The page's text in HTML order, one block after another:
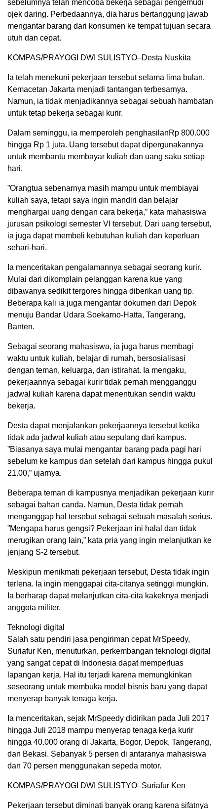
sebelumnya telah mencoba bekerja sebagai pengemudi
ojek daring. Perbedaannya, dia harus bertanggung jawab
mengantar barang dari konsumen ke tempat tujuan secara
utuh dan cepat.
KOMPAS/PRAYOGI DWI SULISTYO–Desta Nuskita
Ia telah menekuni pekerjaan tersebut selama lima bulan.
Kemacetan Jakarta menjadi tantangan terbesarnya.
Namun, ia tidak menjadikannya sebagai sebuah hambatan
untuk tetap bekerja sebagai kurir.
Dalam seminggu, ia memperoleh penghasilanRp 800.000
hingga Rp 1 juta. Uang tersebut dapat dipergunakannya
untuk membantu membayar kuliah dan uang saku setiap
hari.
”Orangtua sebenarnya masih mampu untuk membiayai
kuliah saya, tetapi saya ingin mandiri dan belajar
menghargai uang dengan cara bekerja,” kata mahasiswa
jurusan psikologi semester VI tersebut. Dari uang tersebut,
ia juga dapat membeli kebutuhan kuliah dan keperluan
sehari-hari.
Ia menceritakan pengalamannya sebagai seorang kurir.
Mulai dari dikomplain pelanggan karena kue yang
dibawanya sedikit tergores hingga diberikan uang tip.
Beberapa kali ia juga mengantar dokumen dari Depok
menuju Bandar Udara Soekarno-Hatta, Tangerang,
Banten.
Sebagai seorang mahasiswa, ia juga harus membagi
waktu untuk kuliah, belajar di rumah, bersosialisasi
dengan teman, keluarga, dan istirahat. Ia mengaku,
pekerjaannya sebagai kurir tidak pernah mengganggu
jadwal kuliah karena dapat menentukan sendiri waktu
bekerja.
Desta dapat menjalankan pekerjaannya tersebut ketika
tidak ada jadwal kuliah atau sepulang dari kampus.
”Biasanya saya mulai mengantar barang pada pagi hari
sebelum ke kampus dan setelah dari kampus hingga pukul
21.00,” ujarnya.
Beberapa teman di kampusnya menjadikan pekerjaan kurir
sebagai bahan canda. Namun, Desta tidak pernah
menganggap hal tersebut sebagai sebuah masalah serius.
”Mengapa harus gengsi? Pekerjaan ini halal dan tidak
merugikan orang lain,” kata pria yang ingin melanjutkan ke
jenjang S-2 tersebut.
Meskipun menikmati pekerjaan tersebut, Desta tidak ingin
terlena. Ia ingin menggapai cita-citanya setinggi mungkin.
Ia berharap dapat melanjutkan cita-cita kakeknya menjadi
anggota militer.
Teknologi digital
Salah satu pendiri jasa pengiriman cepat MrSpeedy,
Suriafur Ken, menuturkan, perkembangan teknologi digital
yang sangat cepat di Indonesia dapat memperluas
lapangan kerja. Hal itu terjadi karena memungkinkan
seseorang untuk membuka model bisnis baru yang dapat
menyerap banyak tenaga kerja.
Ia menceritakan, sejak MrSpeedy didirikan pada Juli 2017
hingga Juli 2018 mampu menyerap tenaga kerja kurir
hingga 40.000 orang di Jakarta, Bogor, Depok, Tangerang,
dan Bekasi. Sebanyak 5 persen di antaranya mahasiswa
dan 70 persen menggunakan sepeda motor.
KOMPAS/PRAYOGI DWI SULISTYO–Suriafur Ken
Pekerjaan tersebut diminati banyak orang karena sifatnya